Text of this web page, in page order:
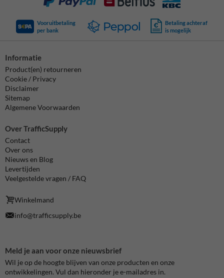
Vooruitbetaling
per bank
Betaling achteraf
is mogelijk
Informatie
Product(en) retourneren
Cookie / Privacy
Disclaimer
Sitemap
Algemene Voorwaarden
Over TrafficSupply
Contact
Over ons
Nieuws en Blog
Levertijden
Veelgestelde vragen / FAQ
Winkelmand
info@trafficsupply.be
Meld je aan voor onze nieuwsbrief
Wil je op de hoogte blijven van onze producten en onze
ontwikkelingen. Vul dan hieronder je e-mailadres in.